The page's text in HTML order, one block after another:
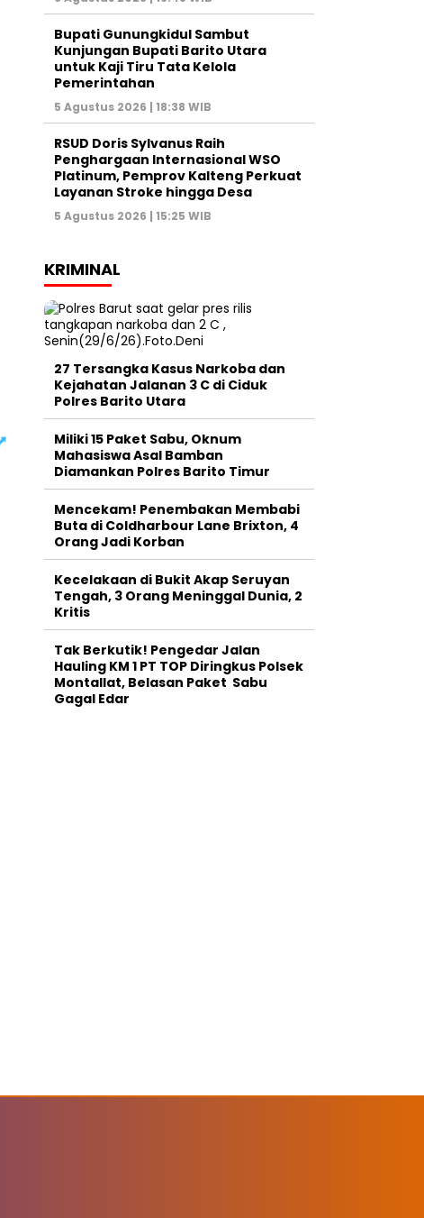
Bupati Gunungkidul Sambut
Kunjungan Bupati Barito Utara
untuk Kaji Tiru Tata Kelola
Pemerintahan
5 Agustus 2026 | 18:38 WIB
RSUD Doris Sylvanus Raih
Penghargaan Internasional WSO
Platinum, Pemprov Kalteng Perkuat
Layanan Stroke hingga Desa
5 Agustus 2026 | 15:25 WIB
KRIMINAL
27 Tersangka Kasus Narkoba dan
Kejahatan Jalanan 3 C di Ciduk
Polres Barito Utara
Miliki 15 Paket Sabu, Oknum
Mahasiswa Asal Bamban
Diamankan Polres Barito Timur
Mencekam! Penembakan Membabi
Buta di Coldharbour Lane Brixton, 4
Orang Jadi Korban
Kecelakaan di Bukit Akap Seruyan
Tengah, 3 Orang Meninggal Dunia, 2
Kritis
Tak Berkutik! Pengedar Jalan
Hauling KM 1 PT TOP Diringkus Polsek
Montallat, Belasan Paket Sabu
Gagal Edar